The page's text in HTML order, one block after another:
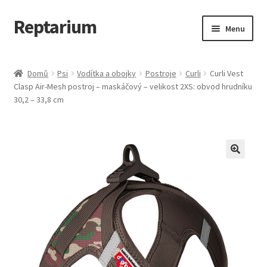
Přeskočit
na
Přejít
k
webu
Reptarium Menu
Košík
Vše pro kočky
Domů Psi Vodítka a obojky Postroje Curli
Curli Vest
Clasp Air-Mesh postroj – maskáčový – velikost 2XS: obvod hrudníku
30,2 – 33,8 cm